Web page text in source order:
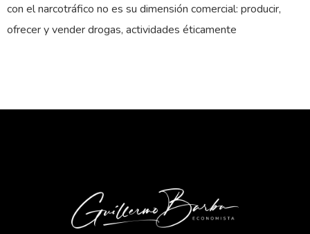
con el narcotráfico no es su dimensión comercial: producir,
ofrecer y vender drogas, actividades éticamente